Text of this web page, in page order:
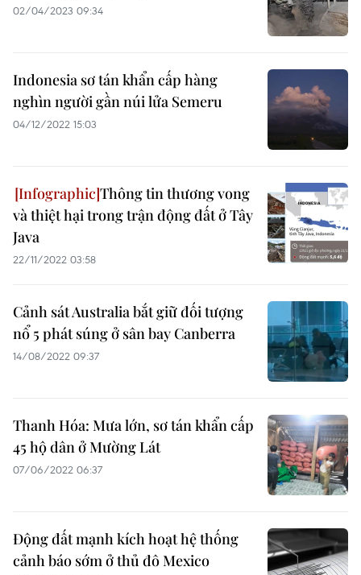
02/04/2023 09:34
Indonesia sơ tán khẩn cấp hàng
nghìn người gần núi lửa Semeru
04/12/2022 15:03
Thông tin thương vong
và thiệt hại trong trận động đất ở Tây
Java
22/11/2022 03:58
Cảnh sát Australia bắt giữ đối tượng
nổ 5 phát súng ở sân bay Canberra
14/08/2022 09:37
Thanh Hóa: Mưa lớn, sơ tán khẩn cấp
45 hộ dân ở Mường Lát
07/06/2022 06:37
Động đất mạnh kích hoạt hệ thống
cảnh báo sớm ở thủ đô Mexico